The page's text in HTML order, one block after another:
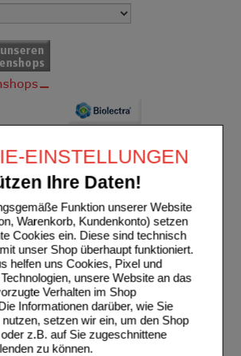
EINSTELLUNGEN
Ihre Daten!
Funktion unserer Website
Warenkorb, Kundenkonto) setzen
Cookies ein. Diese sind technisch
unser Shop überhaupt funktioniert.
helfen uns Cookies, Pixel und
unsere Website an das
Verhalten im Shop
Informationen darüber, wie Sie
setzen wir ein, um den Shop
z.B. auf Sie zugeschnittene
zu können.